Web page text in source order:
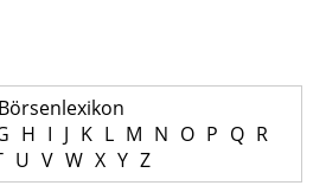
Börsenlexikon
H I J K L M N O P Q R
U V W X Y Z